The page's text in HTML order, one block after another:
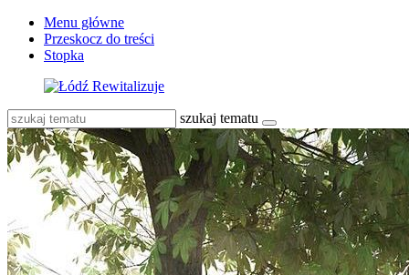
Menu główne
Przeskocz do treści
Stopka
szukaj tematu